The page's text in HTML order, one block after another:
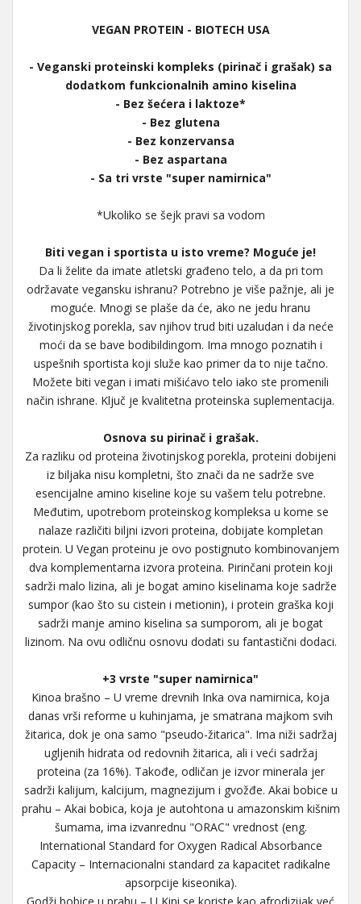
VEGAN PROTEIN - BIOTECH USA
- Veganski proteinski kompleks (pirinač i grašak) sa
dodatkom funkcionalnih amino kiselina
- Bez šećera i laktoze*
- Bez glutena
- Bez konzervansa
- Bez aspartana
- Sa tri vrste "super namirnica"
*Ukoliko se šejk pravi sa vodom
Biti vegan i sportista u isto vreme? Moguće je!
Da li želite da imate atletski građeno telo, a da pri tom
održavate vegansku ishranu? Potrebno je više pažnje, ali je
moguće. Mnogi se plaše da će, ako ne jedu hranu
životinjskog porekla, sav njihov trud biti uzaludan i da neće
moći da se bave bodibildingom. Ima mnogo poznatih i
uspešnih sportista koji služe kao primer da to nije tačno.
Možete biti vegan i imati mišićavo telo iako ste promenili
način ishrane. Ključ je kvalitetna proteinska suplementacija.
Osnova su pirinač i grašak.
Za razliku od proteina životinjskog porekla, proteini dobijeni
iz biljaka nisu kompletni, što znači da ne sadrže sve
esencijalne amino kiseline koje su vašem telu potrebne.
Međutim, upotrebom proteinskog kompleksa u kome se
nalaze različiti biljni izvori proteina, dobijate kompletan
protein. U Vegan proteinu je ovo postignuto kombinovanjem
dva komplementarna izvora proteina. Pirinčani protein koji
sadrži malo lizina, ali je bogat amino kiselinama koje sadrže
sumpor (kao što su cistein i metionin), i protein graška koji
sadrži manje amino kiselina sa sumporom, ali je bogat
lizinom. Na ovu odličnu osnovu dodati su fantastični dodaci.
+3 vrste "super namirnica"
Kinoa brašno – U vreme drevnih Inka ova namirnica, koja
danas vrši reforme u kuhinjama, je smatrana majkom svih
žitarica, dok je ona samo "pseudo-žitarica". Ima niži sadržaj
ugljenih hidrata od redovnih žitarica, ali i veći sadržaj
proteina (za 16%). Takođe, odličan je izvor minerala jer
sadrži kalijum, kalcijum, magnezijum i gvožđe. Akai bobice u
prahu – Akai bobica, koja je autohtona u amazonskim kišnim
šumama, ima izvanrednu "ORAC" vrednost (eng.
International Standard for Oxygen Radical Absorbance
Capacity – Internacionalni standard za kapacitet radikalne
apsorpcije kiseonika).